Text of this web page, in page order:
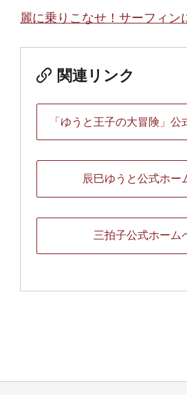
麗に乗りこなせ！サーフィン
関連リンク
「ゆうと王子の大冒険」公
辰巳ゆうと公式ホー
三拍子公式ホーム